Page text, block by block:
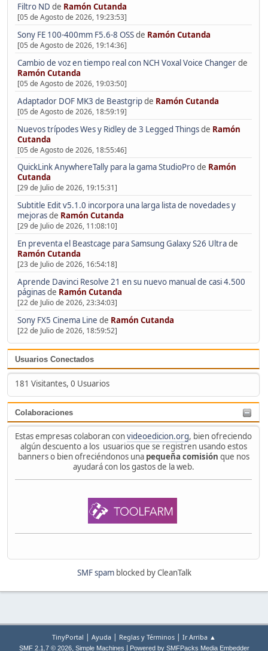
Filtro ND de Ramón Cutanda
[05 de Agosto de 2026, 19:23:53]
Sony FE 100-400mm F5.6-8 OSSde Ramón Cutanda
[05 de Agosto de 2026, 19:14:36]
Cambio de voz en tiempo real con NCH Voxal Voice Changerde
Ramón Cutanda
[05 de Agosto de 2026, 19:03:50]
Adaptador DOF MK3 de Beastgripde Ramón Cutanda
[05 de Agosto de 2026, 18:59:19]
Nuevos trípodes Wes y Ridley de 3 Legged Thingsde Ramón
Cutanda
[05 de Agosto de 2026, 18:55:46]
QuickLink AnywhereTally para la gama StudioProde Ramón
Cutanda
[29 de Julio de 2026, 19:15:31]
Subtitle Edit v5.1.0 incorpora una larga lista de novedades y
mejorasde Ramón Cutanda
[29 de Julio de 2026, 11:08:10]
En preventa el Beastcage para Samsung Galaxy S26 Ultrade
Ramón Cutanda
[23 de Julio de 2026, 16:54:18]
Aprende Davinci Resolve 21 en su nuevo manual de casi 4.500
páginasde Ramón Cutanda
[22 de Julio de 2026, 23:34:03]
Sony FX5 Cinema Line de Ramón Cutanda
[22 de Julio de 2026, 18:59:52]
Usuarios Conectados
181 Visitantes, 0 Usuarios
Colaboraciones
Estas empresas colaboran convideoedicion.org, bien ofreciendo
algún descuento a los usuarios que se registren usando estos
banners o bien ofreciéndonos una pequeña comisión que nos
ayudará con los gastos de la web.
SMF spamblocked by CleanTalk
TinyPortal | Ayuda | Reglas y Términos | Ir Arriba ▲
SMF 2.1.7 © 2026, Simple Machines Powered by SMFPacks Media Embedder